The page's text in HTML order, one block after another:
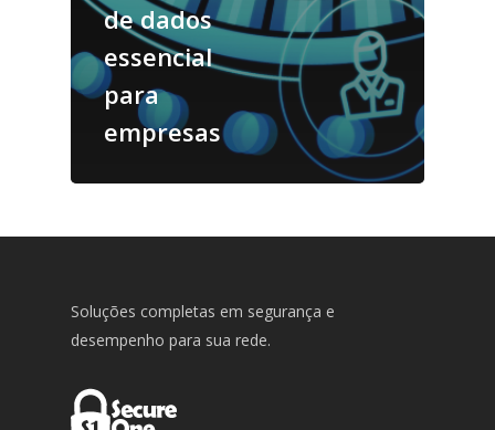
de dados
essencial
para
empresas
Soluções completas em segurança e
desempenho para sua rede.